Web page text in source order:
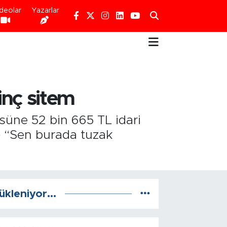
Yazarlar
sitem
52 bin 665 TL idari
burada tuzak